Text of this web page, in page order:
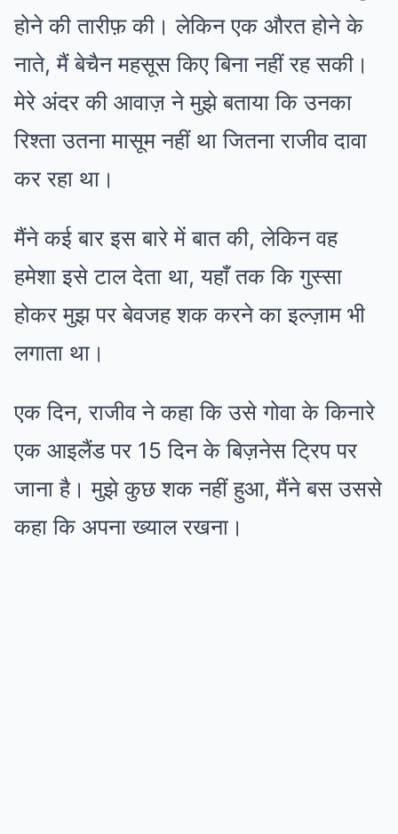
होने की तारीफ़ की। लेकिन एक औरत होने के
नाते, मैं बेचैन महसूस किए बिना नहीं रह सकी।
मेरे अंदर की आवाज़ ने मुझे बताया कि उनका
रिश्ता उतना मासूम नहीं था जितना राजीव दावा
कर रहा था।
मैंने कई बार इस बारे में बात की, लेकिन वह
हमेशा इसे टाल देता था, यहाँ तक कि गुस्सा
होकर मुझ पर बेवजह शक करने का इल्ज़ाम भी
लगाता था।
एक दिन, राजीव ने कहा कि उसे गोवा के किनारे
एक आइलैंड पर 15 दिन के बिज़नेस ट्रिप पर
जाना है। मुझे कुछ शक नहीं हुआ, मैंने बस उससे
कहा कि अपना ख्याल रखना।